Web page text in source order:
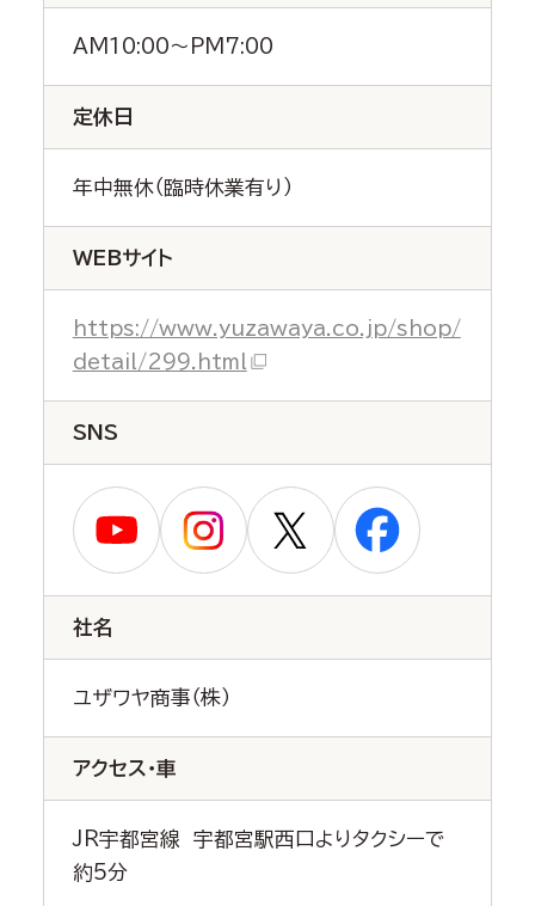
AM10:00～PM7:00
定休日
年中無休（臨時休業有り）
WEBサイト
https://www.yuzawaya.co.jp/shop/
detail/299.html
SNS
社名
ユザワヤ商事（株）
アクセス・車
JR宇都宮線 宇都宮駅西口よりタクシーで
約5分